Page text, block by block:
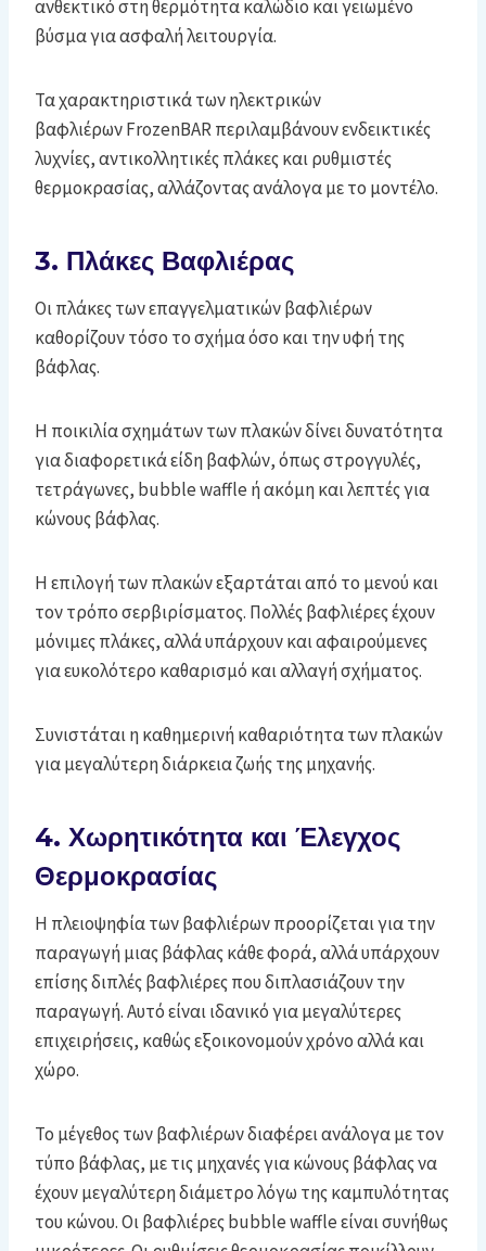
ανθεκτικό στη θερμότητα καλώδιο και γειωμένο
βύσμα για ασφαλή λειτουργία.
Τα χαρακτηριστικά των ηλεκτρικών
βαφλιέρων FrozenBAR περιλαμβάνουν ενδεικτικές
λυχνίες, αντικολλητικές πλάκες και ρυθμιστές
θερμοκρασίας, αλλάζοντας ανάλογα με το μοντέλο.
3. Πλάκες Βαφλιέρας
Οι πλάκες των επαγγελματικών βαφλιέρων
καθορίζουν τόσο το σχήμα όσο και την υφή της
βάφλας.
Η ποικιλία σχημάτων των πλακών δίνει δυνατότητα
για διαφορετικά είδη βαφλών, όπως στρογγυλές,
τετράγωνες, bubble waffle ή ακόμη και λεπτές για
κώνους βάφλας.
Η επιλογή των πλακών εξαρτάται από το μενού και
τον τρόπο σερβιρίσματος. Πολλές βαφλιέρες έχουν
μόνιμες πλάκες, αλλά υπάρχουν και αφαιρούμενες
για ευκολότερο καθαρισμό και αλλαγή σχήματος.
Συνιστάται η καθημερινή καθαριότητα των πλακών
για μεγαλύτερη διάρκεια ζωής της μηχανής.
4. Χωρητικότητα και Έλεγχος
Θερμοκρασίας
Η πλειοψηφία των βαφλιέρων προορίζεται για την
παραγωγή μιας βάφλας κάθε φορά, αλλά υπάρχουν
επίσης διπλές βαφλιέρες που διπλασιάζουν την
παραγωγή. Αυτό είναι ιδανικό για μεγαλύτερες
επιχειρήσεις, καθώς εξοικονομούν χρόνο αλλά και
χώρο.
Το μέγεθος των βαφλιέρων διαφέρει ανάλογα με τον
τύπο βάφλας, με τις μηχανές για κώνους βάφλας να
έχουν μεγαλύτερη διάμετρο λόγω της καμπυλότητας
του κώνου. Οι βαφλιέρες bubble waffle είναι συνήθως